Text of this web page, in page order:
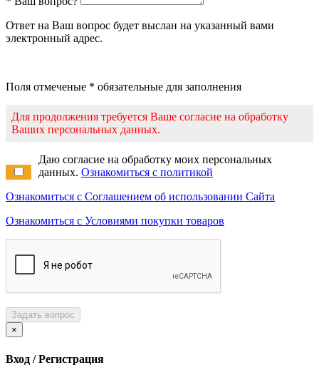
Ответ на Ваш вопрос будет выслан на указанный вами
электронный адрес.
Поля отмеченые * обязательные для заполнения
Для продолжения требуется Ваше согласие на обработку
Ваших персональных данных.
Даю согласие на обработку моих персональных
данных. Ознакомиться с политикой
Ознакомиться с Соглашением об использовании Сайта
Ознакомиться с Условиями покупки товаров
Задать вопрос
×
Вход / Регистрация